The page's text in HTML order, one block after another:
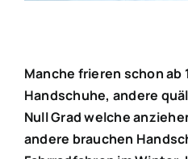
Manche frieren schon ab
Handschuhe, andere
Null Grad welche
andere brauchen